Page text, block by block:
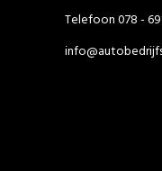
Telefoon 078 -